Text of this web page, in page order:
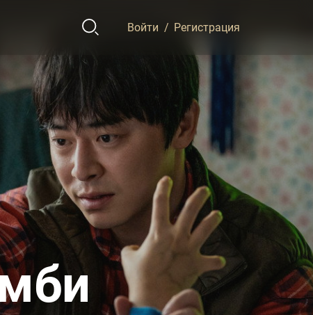
Войти / Регистрация